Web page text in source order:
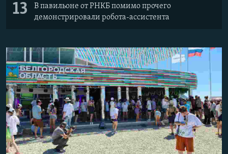
13
В павильоне от РНКБ помимо прочего
демонстрировали робота-ассистента